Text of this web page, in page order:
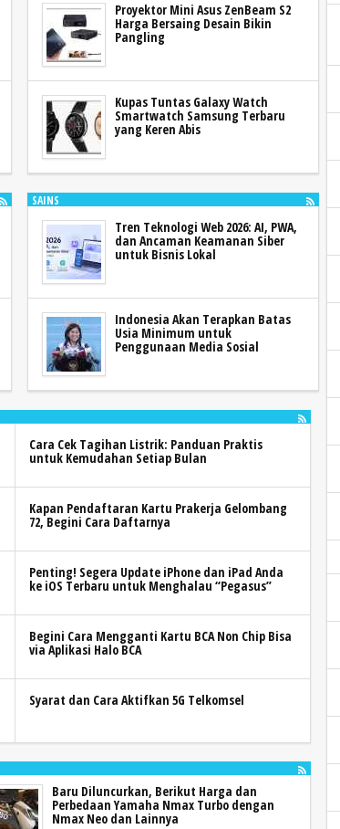
Proyektor Mini Asus ZenBeam S2
Harga Bersaing Desain Bikin
Pangling
Kupas Tuntas Galaxy Watch
Smartwatch Samsung Terbaru
yang Keren Abis
SAINS
Tren Teknologi Web 2026: AI, PWA,
dan Ancaman Keamanan Siber
untuk Bisnis Lokal
Indonesia Akan Terapkan Batas
Usia Minimum untuk
Penggunaan Media Sosial
Cara Cek Tagihan Listrik: Panduan Praktis
untuk Kemudahan Setiap Bulan
Kapan Pendaftaran Kartu Prakerja Gelombang
72, Begini Cara Daftarnya
Penting! Segera Update iPhone dan iPad Anda
ke iOS Terbaru untuk Menghalau “Pegasus”
Begini Cara Mengganti Kartu BCA Non Chip Bisa
via Aplikasi Halo BCA
Syarat dan Cara Aktifkan 5G Telkomsel
Baru Diluncurkan, Berikut Harga dan
Perbedaan Yamaha Nmax Turbo dengan
Nmax Neo dan Lainnya